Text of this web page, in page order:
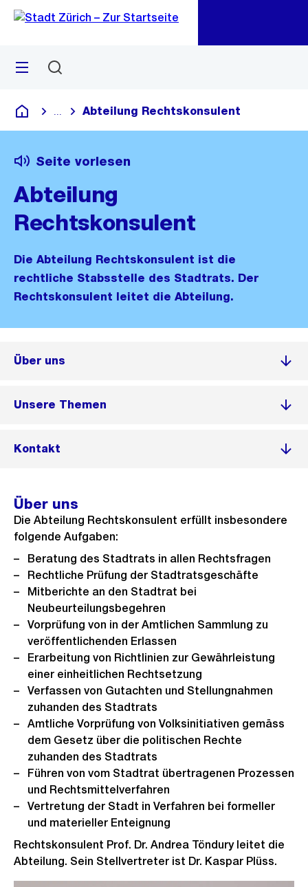
Navigation
Sprunglink
Menü
Deutsch
Blende alle Breadcrumbs ein
Abteilung Rechtskonsulent
Seite vorlesen
Abteilung
Rechtskonsulent
Die Abteilung Rechtskonsulent ist die
rechtliche Stabsstelle des Stadtrats. Der
Rechtskonsulent leitet die Abteilung.
Über uns
Unsere Themen
Kontakt
Über uns
Die Abteilung Rechtskonsulent erfüllt insbesondere
folgende Aufgaben:
Beratung des Stadtrats in allen Rechtsfragen
Rechtliche Prüfung der Stadtratsgeschäfte
Mitberichte an den Stadtrat bei
Neubeurteilungsbegehren
Vorprüfung von in der Amtlichen Sammlung zu
veröffentlichenden Erlassen
Erarbeitung von Richtlinien zur Gewährleistung
einer einheitlichen Rechtsetzung
Verfassen von Gutachten und Stellungnahmen
zuhanden des Stadtrats
Amtliche Vorprüfung von Volksinitiativen gemäss
dem Gesetz über die politischen Rechte
zuhanden des Stadtrats
Führen von vom Stadtrat übertragenen Prozessen
und Rechtsmittelverfahren
Vertretung der Stadt in Verfahren bei formeller
und materieller Enteignung
Rechtskonsulent Prof. Dr. Andrea Töndury leitet die
Abteilung. Sein Stellvertreter ist Dr. Kaspar Plüss.